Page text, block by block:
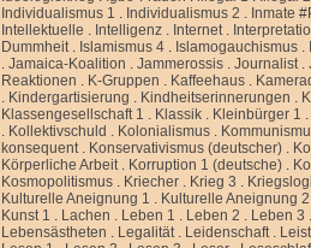
Individualismus 1 . Individualismus 2 . Inmate
Intellektuelle . Intelligenz . Internet.
Dummheit. Islamismus 4 . Islamogauchismus .
.Jamaica-Koalition .Jammerossis .Journalist.
Reaktionen . K-Gruppen . Kaffeehaus .
. Kindergartisierung . Kindheitserinnerungen .
Klassengesellschaft 1 . Klassik . Kleinbürger 1 .
. Kollektivschuld . Kolonialismus .
konsequent. Konservativismus (deutscher) .
Körperliche Arbeit. Korruption 1 (deutsche) .
Kosmopolitismus . Kriecher . Krieg 3 .
Kulturelle Aneignung 1 . Kulturelle Aneignung 2
Kunst 1 . Lachen . Leben 1 . Leben 2 . Leben 3 .
Lebensästheten . Legalität. Leidenschaft.